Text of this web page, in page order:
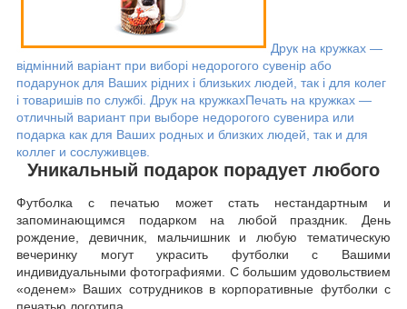
Друк на кружках —
відмінний варіант при виборі недорогого сувенір або
подарунок для Ваших рідних і близьких людей, так і для колег
і товаришів по службі. Друк на кружкахПечать на кружках —
отличный вариант при выборе недорогого сувенира или
подарка как для Ваших родных и близких людей, так и для
коллег и сослуживцев.
Уникальный подарок порадует любого
Футболка с печатью может стать нестандартным и
запоминающимся подарком на любой праздник. День
рождение, девичник, мальчишник и любую тематическую
вечеринку могут украсить футболки с Вашими
индивидуальными фотографиями. С большим удовольствием
«оденем» Ваших сотрудников в корпоративные футболки с
печатью логотипа.